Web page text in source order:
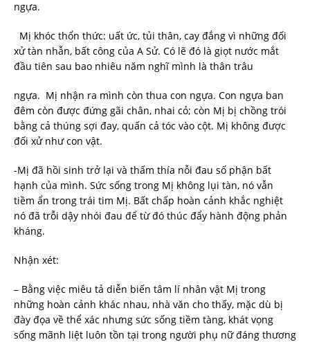
ngựa.
Mị khóc thổn thức: uất ức, tủi thân, cay đắng vì những đối
xử tàn nhẫn, bất công của A Sử. Có lẽ đó là giọt nước mắt
đầu tiên sau bao nhiêu năm nghĩ mình là thân trâu
ngựa. Mị nhận ra mình còn thua con ngựa. Con ngựa ban
đêm còn được đứng gãi chân, nhai cỏ; còn Mị bị chồng trói
bằng cả thúng sợi đay, quấn cả tóc vào cột. Mị không được
đối xử như con vật.
-Mị đã hồi sinh trở lại và thấm thía nỗi đau số phận bất
hạnh của mình. Sức sống trong Mị không lụi tàn, nó vẫn
tiềm ẩn trong trái tim Mị. Bất chấp hoàn cảnh khắc nghiệt
nó đã trỗi dậy nhói đau để từ đó thúc đẩy hành động phản
kháng.
Nhận xét:
– Bằng việc miêu tả diễn biến tâm lí nhân vật Mị trong
những hoàn cảnh khác nhau, nhà văn cho thấy, mặc dù bị
đày đọa về thể xác nhưng sức sống tiềm tàng, khát vọng
sống mãnh liệt luôn tồn tại trong người phụ nữ đáng thương